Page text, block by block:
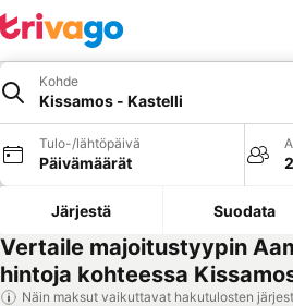
Kohde
Kissamos - Kastelli
Tulo-/lähtöpäivä
Päivämäärät
Järjestä Suodata
Vertaile majoitustyypin
hintoja kohteessa
Näin maksut vaikuttavat hakutulosten